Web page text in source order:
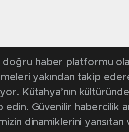
doğru haber platformu
yakından takip
Kütahya’nın
Güvenilir habercilik
dinamiklerini yansıtan